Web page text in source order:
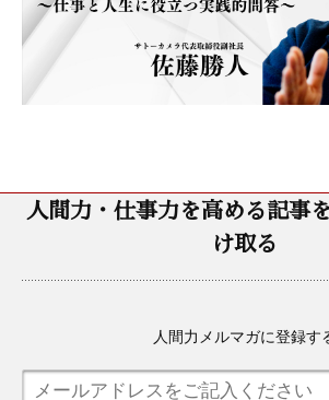
人間力・仕事力を高める記事
け取る
人間力メルマガに登録す